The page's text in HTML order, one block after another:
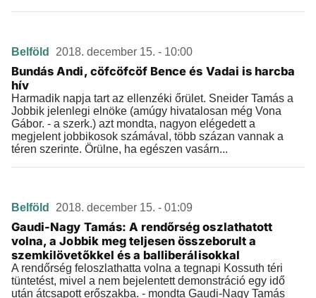
Belföld 2018. december 15. - 10:00
Bundás Andi, cöfcöfcöf Bence és Vadai is harcba
hív
Harmadik napja tart az ellenzéki őrület. Sneider Tamás a
Jobbik jelenlegi elnöke (amúgy hivatalosan még Vona
Gábor. - a szerk.) azt mondta, nagyon elégedett a
megjelent jobbikosok számával, több százan vannak a
téren szerinte. Örülne, ha egészen vasárn...
Belföld 2018. december 15. - 01:09
Gaudi-Nagy Tamás: A rendőrség oszlathatott
volna, a Jobbik meg teljesen összeborult a
szemkilövetőkkel és a balliberálisokkal
A rendőrség feloszlathatta volna a tegnapi Kossuth téri
tüntetést, mivel a nem bejelentett demonstráció egy idő
után átcsapott erőszakba. - mondta Gaudi-Nagy Tamás